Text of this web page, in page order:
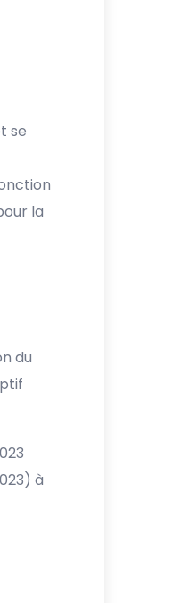
se
la
du
à